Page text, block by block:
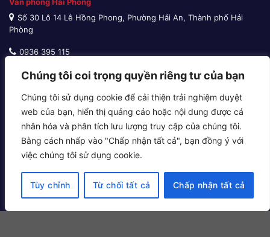
Chúng tôi coi trọng quyền riêng tư của bạn
Chúng tôi sử dụng cookie để cải thiện trải nghiệm duyệt
web của bạn, hiển thị quảng cáo hoặc nội dung được cá
nhân hóa và phân tích lưu lượng truy cập của chúng tôi.
Bằng cách nhấp vào "Chấp nhận tất cả", bạn đồng ý với
việc chúng tôi sử dụng cookie.
Tùy chỉnh Từ chối tất cả Chấp nhận tất cả
Số 30 Lô 14 Lê Hồng Phong, Phường Hải An, Thành phố Hải
Phòng
0936 395 115
Dịch vụ
Chuyển phát nhanh nội địa
Chuyển phát nhanh quốc tế
Giao hàng thu tiền
Vận tải đường biển
Vận tải đường bộ
Vận tải đường hàng không